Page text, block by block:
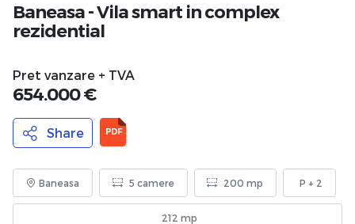
Baneasa - Vila smart in complex
rezidential
Pret vanzare + TVA
654.000 €
Share PDF
Baneasa 5 camere 200 mp P + 2
212 mp